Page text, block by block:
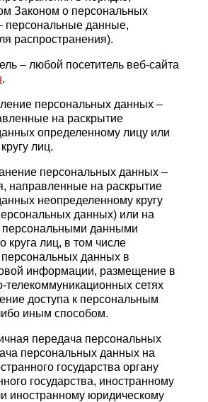
Законом о персональных
персональные данные,
распространения).
– любой посетитель веб-сайта
.
персональных данных –
на раскрытие
определенному лицу или
лиц.
персональных данных –
направленные на раскрытие
неопределенному кругу
данных) или на
персональными данными
круга лиц, в том числе
данных в
информации, размещение в
сетях
доступа к персональным
иным способом.
передача персональных
персональных данных на
государства органу
государства, иностранному
иностранному юридическому